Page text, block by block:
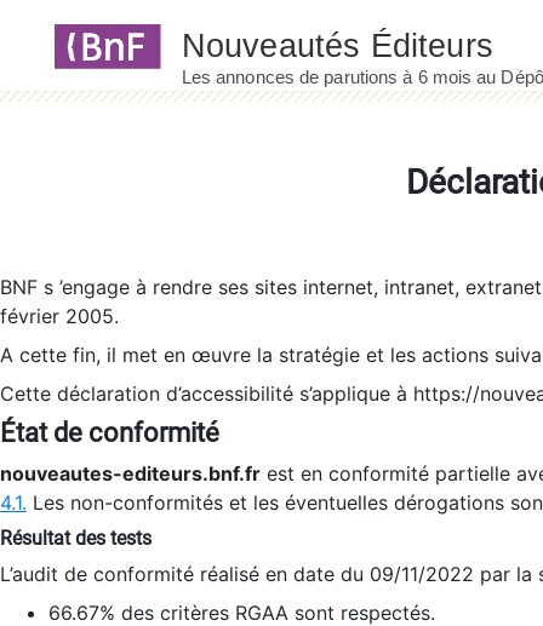
BNF s ’engage à rendre ses sites internet, intranet,
février 2005.
A cette fin, il met en œuvre la stratégie et les actions
Cette déclaration d’accessibilité s’applique à https://
État de conformité
nouveautes-editeurs.bnf.fr est en conformité partielle
4.1. Les non-conformités et les éventuelles dérogations
Résultat des tests
L’audit de conformité réalisé en date du 09/11/2022 par
66.67% des critères RGAA sont respectés.